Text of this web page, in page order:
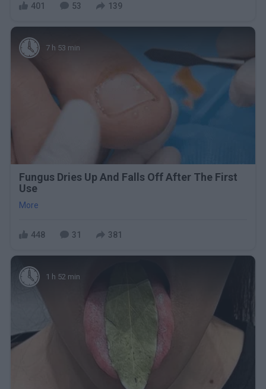
401 53 139
7 h 53 min
Fungus Dries Up And Falls Off After The First
Use
More
448 31 381
1 h 52 min